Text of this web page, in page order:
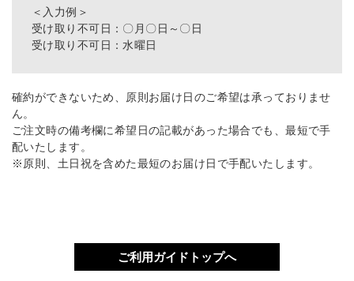
＜入力例＞
受け取り不可日：〇月〇日～〇日
受け取り不可日：水曜日
確約ができないため、原則お届け日のご希望は承っておりませ
ん。
ご注文時の備考欄に希望日の記載があった場合でも、最短で手
配いたします。
※原則、土日祝を含めた最短のお届け日で手配いたします。
ご利用ガイドトップへ